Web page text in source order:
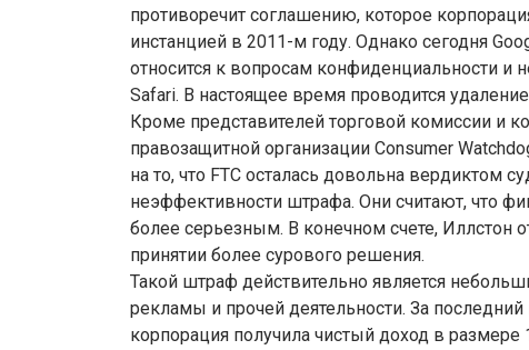
противоречит соглашению, которое
инстанцией в 2011-м году. Однако сегодня
относится к вопросам конфиденциальности и
Safari. В настоящее время проводится
Кроме представителей торговой комиссии и
правозащитной организации Consumer
на то, что FTC осталась довольна вердиктом
неэффективности штрафа. Они считают, что
более серьезным. В конечном счете, Иллстон
принятии более сурового решения.
Такой штраф действительно является
рекламы и прочей деятельности. За
корпорация получила чистый доход в